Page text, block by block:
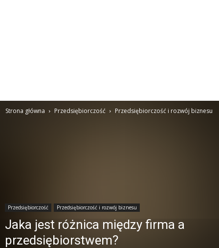
Strona główna Przedsiębiorczość Przedsiębiorczość i rozwój biznesu
Przedsiębiorczość Przedsiębiorczość i rozwój biznesu
Jaka jest różnica między firma a
przedsiębiorstwem?